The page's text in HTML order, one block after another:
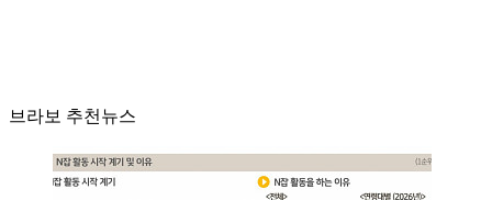
브라보 추천뉴스